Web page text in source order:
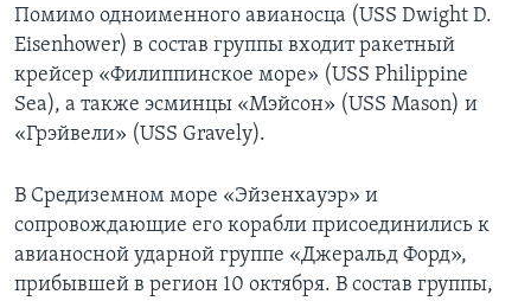
Помимо одноименного авианосца (USS Dwight D.
Eisenhower) в состав группы входит ракетный
крейсер «Филиппинское море» (USS Philippine
Sea), а также эсминцы «Мэйсон» (USS Mason) и
«Грэйвели» (USS Gravely).
В Средиземном море «Эйзенхауэр» и
сопровождающие его корабли присоединились к
авианосной ударной группе «Джеральд Форд»,
прибывшей в регион 10 октября. В состав группы,